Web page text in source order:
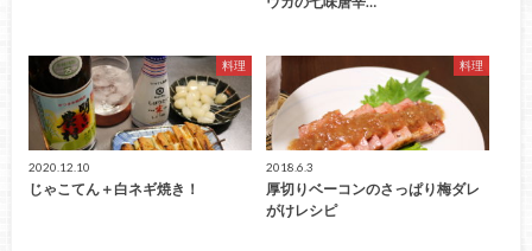
料理
2020.12.10
じゃこてん＋白ネギ焼き！
料理
2018.6.3
厚切りベーコンのさっぱり梅ダレ
がけレシピ